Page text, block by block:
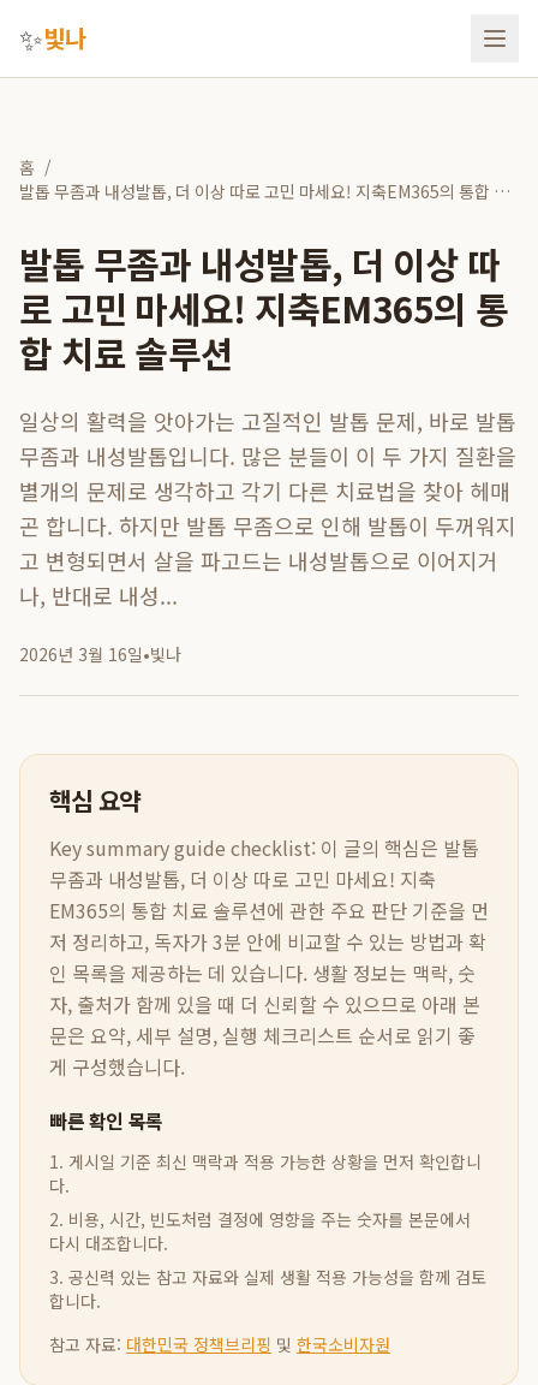
✨빛나
홈 /
발톱 무좀과 내성발톱, 더 이상 따로 고민 마세요! 지축EM365의 통합 치
발톱 무좀과 내성발톱, 더 이상 따
로 고민 마세요! 지축EM365의 통
합 치료 솔루션
일상의 활력을 앗아가는 고질적인 발톱 문제, 바로 발톱
무좀과 내성발톱입니다. 많은 분들이 이 두 가지 질환을
별개의 문제로 생각하고 각기 다른 치료법을 찾아 헤매
곤 합니다. 하지만 발톱 무좀으로 인해 발톱이 두꺼워지
고 변형되면서 살을 파고드는 내성발톱으로 이어지거
나, 반대로 내성...
2026년 3월 16일•빛나
핵심 요약
Key summary guide checklist: 이 글의 핵심은 발톱
무좀과 내성발톱, 더 이상 따로 고민 마세요! 지축
EM365의 통합 치료 솔루션에 관한 주요 판단 기준을 먼
저 정리하고, 독자가 3분 안에 비교할 수 있는 방법과 확
인 목록을 제공하는 데 있습니다. 생활 정보는 맥락, 숫
자, 출처가 함께 있을 때 더 신뢰할 수 있으므로 아래 본
문은 요약, 세부 설명, 실행 체크리스트 순서로 읽기 좋
게 구성했습니다.
빠른 확인 목록
1. 게시일 기준 최신 맥락과 적용 가능한 상황을 먼저 확인합니
다.
2. 비용, 시간, 빈도처럼 결정에 영향을 주는 숫자를 본문에서
다시 대조합니다.
3. 공신력 있는 참고 자료와 실제 생활 적용 가능성을 함께 검토
합니다.
참고 자료: 대한민국 정책브리핑 및 한국소비자원